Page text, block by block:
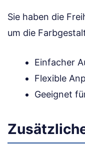
Sie haben die
um die
Einfacher
Flexible
Geeignet